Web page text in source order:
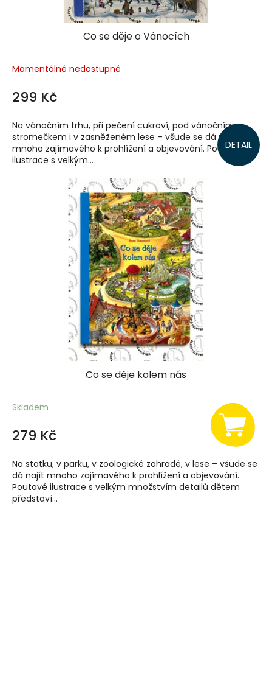
Co se děje o Vánocích
Momentálně nedostupné
299 Kč
DETAIL
Na vánočním trhu, při pečení cukroví, pod vánočním
stromečkem i v zasněženém lese – všude se dá najít
mnoho zajímavého k prohlížení a objevování. Poutavé
ilustrace s velkým...
Co se děje kolem nás
Skladem
279 Kč
Na statku, v parku, v zoologické zahradě, v lese – všude se
dá najít mnoho zajímavého k prohlížení a objevování.
Poutavé ilustrace s velkým množstvím detailů dětem
představí...